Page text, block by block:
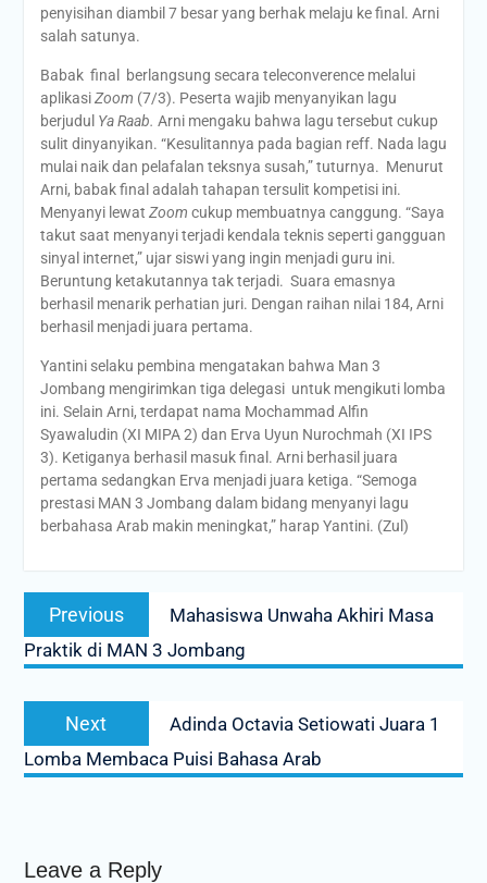
penyisihan diambil 7 besar yang berhak melaju ke final. Arni
salah satunya.
Babak final berlangsung secara teleconverence melalui
aplikasiZoom (7/3). Peserta wajib menyanyikan lagu
berjudul Ya Raab. Arni mengaku bahwa lagu tersebut cukup
sulit dinyanyikan. “Kesulitannya pada bagian reff. Nada lagu
mulai naik dan pelafalan teksnya susah,” tuturnya. Menurut
Arni, babak final adalah tahapan tersulit kompetisi ini.
Menyanyi lewat Zoom cukup membuatnya canggung. “Saya
takut saat menyanyi terjadi kendala teknis seperti gangguan
sinyal internet,” ujar siswi yang ingin menjadi guru ini.
Beruntung ketakutannya tak terjadi. Suara emasnya
berhasil menarik perhatian juri. Dengan raihan nilai 184, Arni
berhasil menjadi juara pertama.
Yantini selaku pembina mengatakan bahwa Man 3
Jombang mengirimkan tiga delegasi untuk mengikuti lomba
ini. Selain Arni, terdapat nama Mochammad Alfin
Syawaludin (XI MIPA 2) dan Erva Uyun Nurochmah (XI IPS
3). Ketiganya berhasil masuk final. Arni berhasil juara
pertama sedangkan Erva menjadi juara ketiga. “Semoga
prestasi MAN 3 Jombang dalam bidang menyanyi lagu
berbahasa Arab makin meningkat,” harap Yantini. (Zul)
Post
navigation
Previous
Previous
post:
Mahasiswa Unwaha Akhiri Masa
Praktik di MAN 3 Jombang
Next
Next
post:
Adinda Octavia Setiowati Juara 1
Lomba Membaca Puisi Bahasa Arab
Leave a Reply